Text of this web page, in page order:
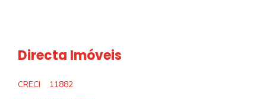
Directa Imóveis
CRECI
11882